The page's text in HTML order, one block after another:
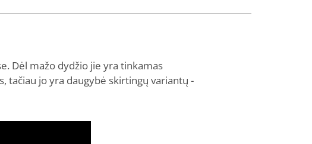
Dėl mažo dydžio jie yra tinkamas
tačiau jo yra daugybė skirtingų variantų -